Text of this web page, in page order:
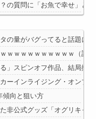
の質問に「お魚で幸せ」と
の量がバグってると話題に
ｗｗｗｗｗｗｗｗｗｗ（証
」スピンオフ作品、結局撮
ーインライジング・オン
傾向と狙い方
た非公式グッズ「オグリキ